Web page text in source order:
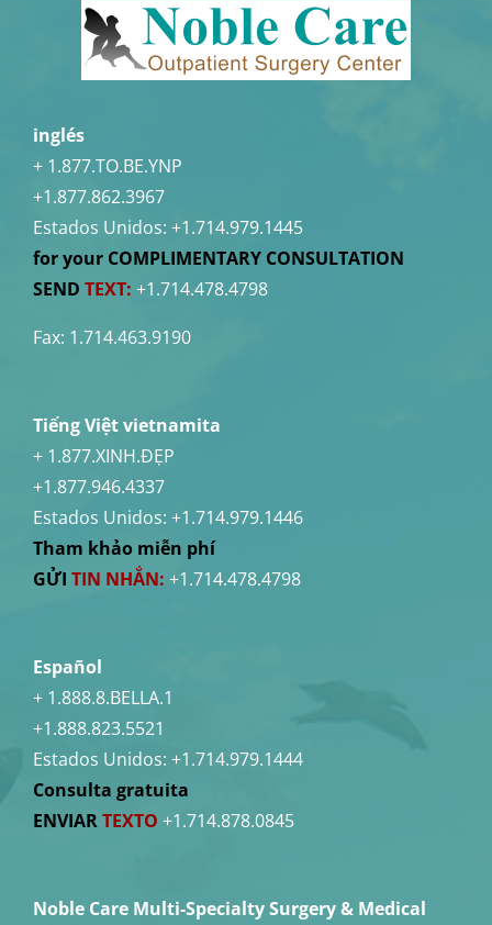
inglés
+ 1.877.TO.BE.YNP
+1.877.862.3967
Estados Unidos: +1.714.979.1445
for your COMPLIMENTARY CONSULTATION
SEND TEXT: +1.714.478.4798
Fax: 1.714.463.9190
Tiếng Việt vietnamita
+ 1.877.XINH.ĐẸP
+1.877.946.4337
Estados Unidos: +1.714.979.1446
Tham khảo miễn phí
GỬI TIN NHẮN: +1.714.478.4798
Español
+ 1.888.8.BELLA.1
+1.888.823.5521
Estados Unidos: +1.714.979.1444
Consulta gratuita
ENVIARTEXTO +1.714.878.0845
Noble Care Multi-Specialty Surgery & Medical